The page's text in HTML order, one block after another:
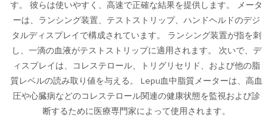
す。 彼らは使いやすく、高速で正確な結果を提供します。 メータ
ーは、ランシング装置、テストストリップ、ハンドヘルドのデジ
タルディスプレイで構成されています。 ランシング装置が指を刺
し、一滴の血液がテストストリップに適用されます。 次いで、デ
ィスプレイは、コレステロール、トリグリセリド、および他の脂
質レベルの読み取り値を与える。 Lepu血中脂質メーターは、高血
圧や心臓病などのコレステロール関連の健康状態を監視および診
断するために医療専門家によって使用されます。